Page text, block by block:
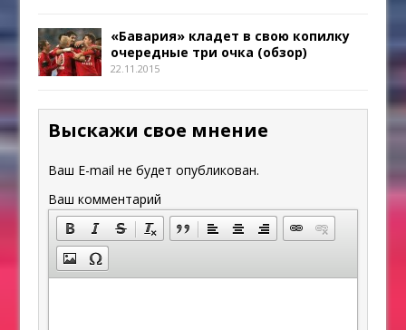
«Бавария» кладет в свою копилку
очередные три очка (обзор)
22.11.2015
Выскажи свое мнение
Ваш E-mail не будет опубликован.
Ваш комментарий